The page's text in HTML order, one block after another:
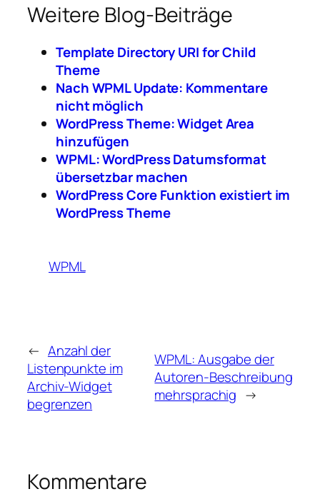
Weitere Blog-Beiträge
Template Directory URI for Child
Theme
Nach WPML Update: Kommentare
nicht möglich
WordPress Theme: Widget Area
hinzufügen
WPML: WordPress Datumsformat
übersetzbar machen
WordPress Core Funktion existiert im
WordPress Theme
WPML
← Anzahl der
Listenpunkte im
Archiv-Widget
begrenzen
WPML: Ausgabe der
Autoren-Beschreibung
mehrsprachig →
Kommentare